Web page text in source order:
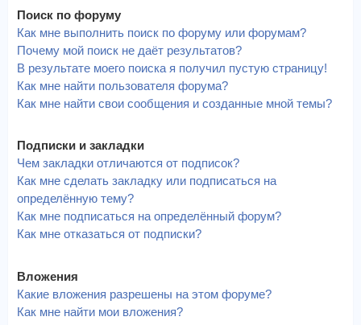
Поиск по форуму
Как мне выполнить поиск по форуму или форумам?
Почему мой поиск не даёт результатов?
В результате моего поиска я получил пустую страницу!
Как мне найти пользователя форума?
Как мне найти свои сообщения и созданные мной темы?
Подписки и закладки
Чем закладки отличаются от подписок?
Как мне сделать закладку или подписаться на
определённую тему?
Как мне подписаться на определённый форум?
Как мне отказаться от подписки?
Вложения
Какие вложения разрешены на этом форуме?
Как мне найти мои вложения?